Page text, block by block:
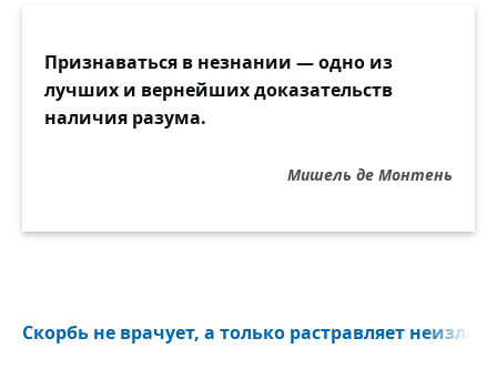
Признаваться в незнании — одно из
лучших и вернейших доказательств
наличия разума.
Мишель де Монтень
Скорбь не врачует, а только растравляет